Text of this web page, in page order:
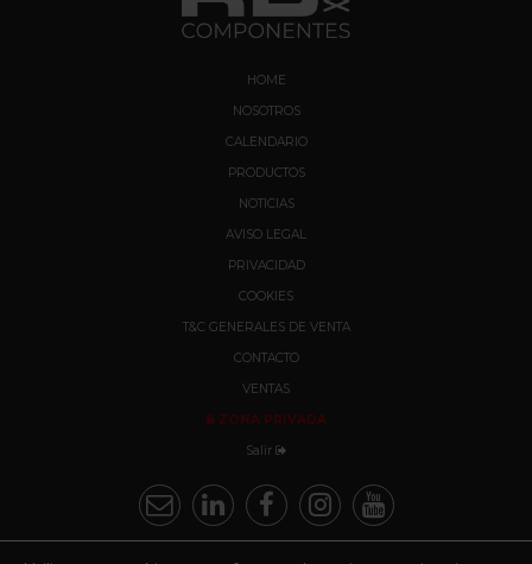
HOME
NOSOTROS
CALENDARIO
PRODUCTOS
NOTICIAS
AVISO LEGAL
PRIVACIDAD
COOKIES
T&C GENERALES DE VENTA
CONTACTO
VENTAS
ZONA PRIVADA
Salir
vc_separator